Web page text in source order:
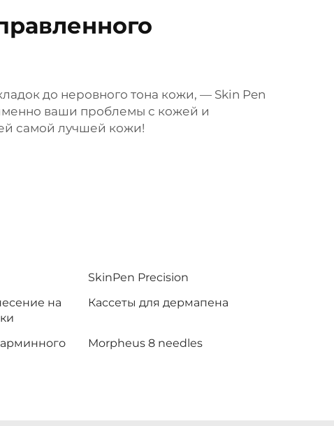
до неровного тона кожи, — Skin Pen
ваши проблемы с кожей и
самой лучшей кожи!
SkinPen Precision
на
Кассеты для дермапена
Morpheus 8 needles